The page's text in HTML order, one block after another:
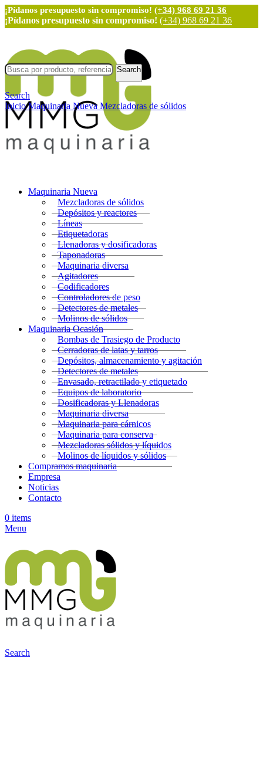
¡Pídanos presupuesto sin compromiso! (+34) 968 69 21 36
¡Pídanos presupuesto sin compromiso! (+34) 968 69 21 36
Maquinaria Nueva
Mezcladoras de sólidos
Depósitos y reactores
Líneas
Etiquetadoras
Llenadoras y dosificadoras
Taponadoras
Maquinaria diversa
Agitadores
Codificadores
Controladores de peso
Detectores de metales
Molinos de sólidos
Maquinaria Ocasión
Bombas de Trasiego de Producto
Cerradoras de latas y tarros
Depósitos, almacenamiento y agitación
Detectores de metales
Envasado, retractilado y etiquetado
Equipos de laboratorio
Dosificadoras y Llenadoras
Maquinaria diversa
Maquinaria para cárnicos
Maquinaria para conserva
Mezcladoras sólidos y líquidos
Molinos de líquidos y sólidos
Compramos maquinaria
Empresa
Noticias
Contacto
0 items
Menu
Search
Search
Search
InicioMaquinaria NuevaMezcladoras de sólidos